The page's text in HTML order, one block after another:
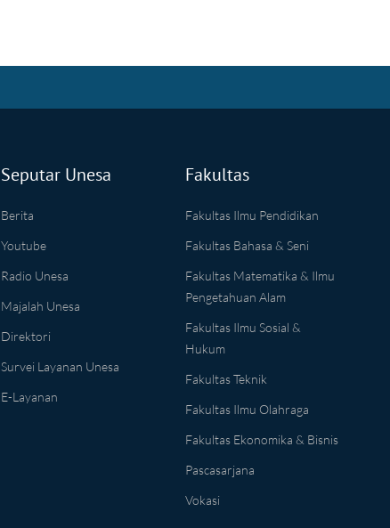
Seputar Unesa
Berita
Youtube
Radio Unesa
Majalah Unesa
Direktori
Survei Layanan Unesa
E-Layanan
Fakultas
Fakultas Ilmu Pendidikan
Fakultas Bahasa & Seni
Fakultas Matematika & Ilmu
Pengetahuan Alam
Fakultas Ilmu Sosial &
Hukum
Fakultas Teknik
Fakultas Ilmu Olahraga
Fakultas Ekonomika & Bisnis
Pascasarjana
Vokasi